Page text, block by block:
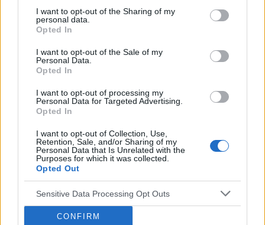
I want to opt-out of the Sharing of my
personal data.
Opted In
I want to opt-out of the Sale of my
Personal Data.
Opted In
I want to opt-out of processing my
Personal Data for Targeted Advertising.
Opted In
I want to opt-out of Collection, Use,
Retention, Sale, and/or Sharing of my
Personal Data that Is Unrelated with the
Purposes for which it was collected.
Opted Out
Sensitive Data Processing Opt Outs
CONFIRM
Podczas trzydniowego spotkania
zaplanowano 10 sesji wykładowych i 6
wystąpień będzie umieszczona w internecie.
Prelegentami podczas marcowej konferencji
będą specjaliści z obszaru neurologii i
psychiatrii.
Na podstawie rozporządzenia Ministra
Zdrowia z 6 października 2004 r. w sprawie
sposobu dopełnienia obowiązku
doskonalenia zawodowego lekarzy i lekarzy
dentystów, uczestnicy za udział we